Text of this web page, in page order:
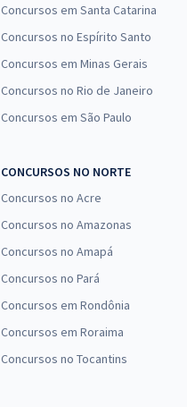
Concursos em Santa Catarina
Concursos no Espírito Santo
Concursos em Minas Gerais
Concursos no Rio de Janeiro
Concursos em São Paulo
CONCURSOS NO NORTE
Concursos no Acre
Concursos no Amazonas
Concursos no Amapá
Concursos no Pará
Concursos em Rondônia
Concursos em Roraima
Concursos no Tocantins